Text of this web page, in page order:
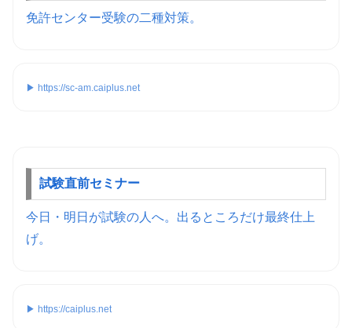
免許センター受験の二種対策。
▶ https://sc-am.caiplus.net
試験直前セミナー
今日・明日が試験の人へ。出るところだけ最終仕上
げ。
▶ https://caiplus.net